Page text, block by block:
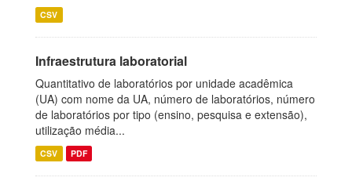
CSV
Infraestrutura laboratorial
Quantitativo de laboratórios por unidade acadêmica
(UA) com nome da UA, número de laboratórios, número
de laboratórios por tipo (ensino, pesquisa e extensão),
utilização média...
CSV PDF